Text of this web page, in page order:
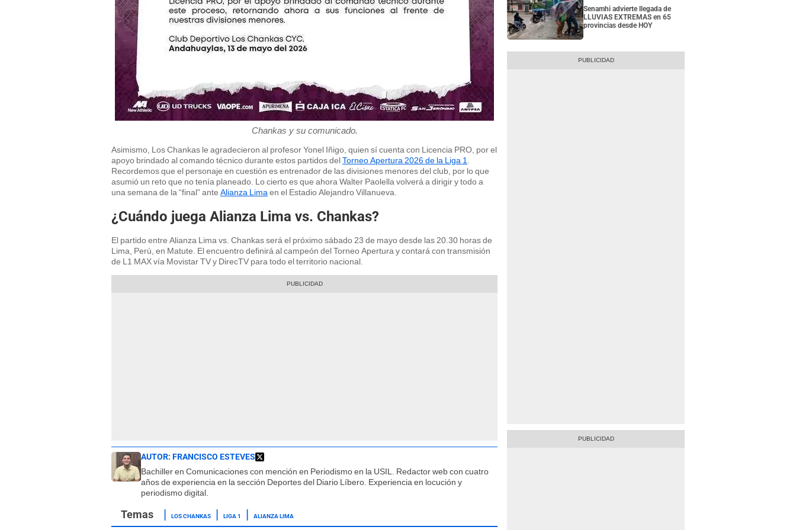
Chankas y su comunicado.
Asimismo, Los Chankas le agradecieron al profesor Yonel Iñigo, quien sí cuenta con Licencia PRO, por el
apoyo brindado al comando técnico durante estos partidos delTorneo Apertura 2026 de la Liga 1
Recordemos que el personaje en cuestión es entrenador de las divisiones menores del club, por lo que
asumió un reto que no tenía planeado. Lo cierto es que ahora Walter Paolella volverá a dirigir y todo a
una semana de la “final” ante Alianza Lima en el Estadio Alejandro Villanueva.
¿Cuándo juega Alianza Lima vs. Chankas?
El partido entre Alianza Lima vs. Chankas será el próximo sábado 23 de mayo desde las 20.30 horas de
Lima, Perú, en Matute. El encuentro definirá al campeón del Torneo Apertura y contará con transmisión
de L1 MAX vía Movistar TV y DirecTV para todo el territorio nacional.
AUTOR: FRANCISCO ESTEVES
Bachiller en Comunicaciones con mención en Periodismo en la USIL. Redactor web con cuatro
años de experiencia en la sección Deportes del Diario Líbero. Experiencia en locución y
periodismo digital.
LOS CHANKAS LIGA 1 ALIANZA LIMA
Senamhi advierte llegada de
LLUVIAS EXTREMAS en 65
provincias desde HOY